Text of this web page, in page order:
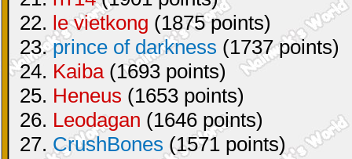
22. le vietkong (1875 points)
23.prince of darkness (1737 points)
24. Kaiba(1693 points)
25. Heneus (1653 points)
26. Leodagan (1646 points)
27. CrushBones (1571 points)